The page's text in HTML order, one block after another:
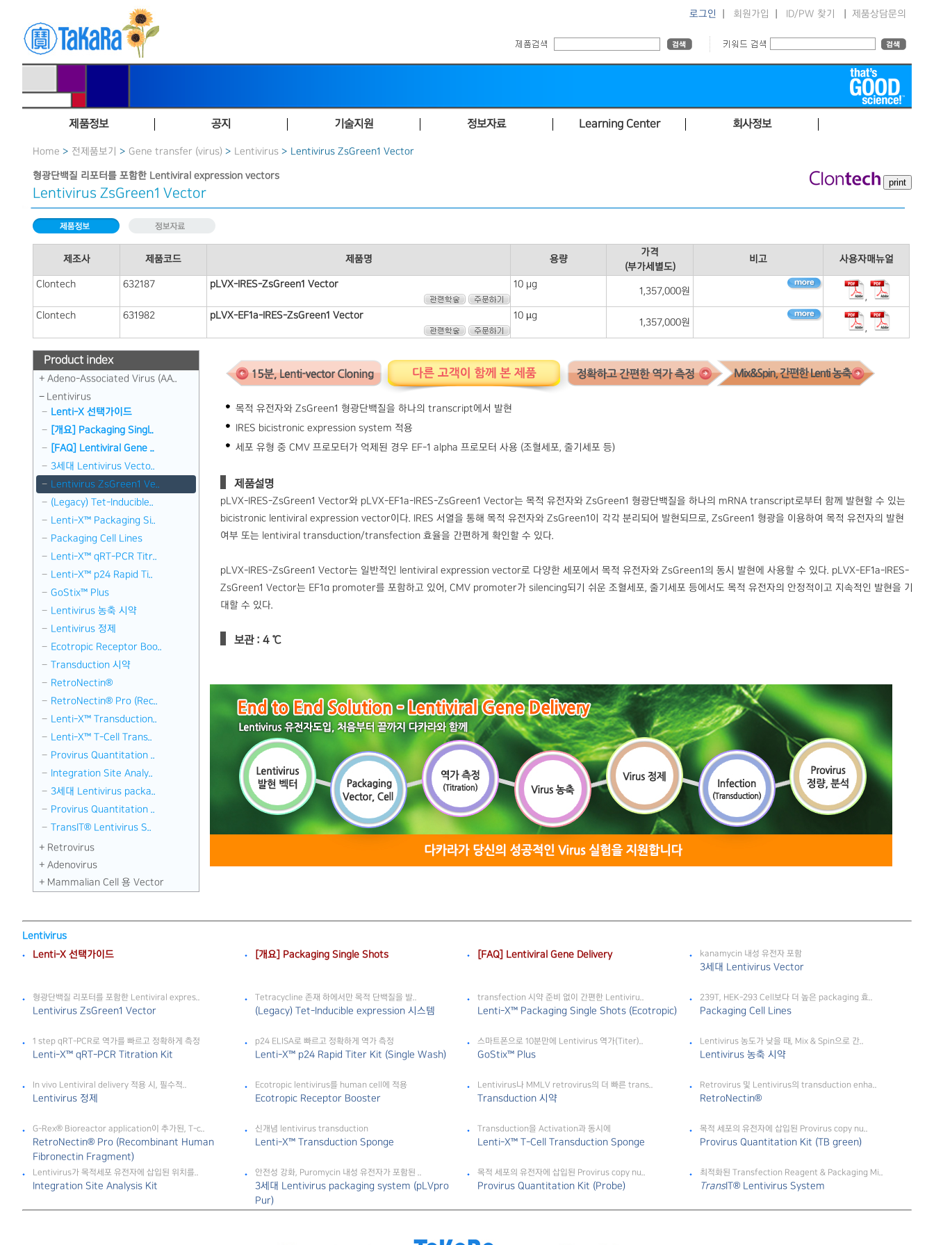
로그인 회원가입 ID/PW 찾기 제품상담문의
제품정보 공지 기술지원 정보자료 Learning Center 회사정보
Home > 전제품보기 > Gene transfer (virus) > Lentivirus > Lentivirus ZsGreen1 Vector
형광단백질 리포터를 포함한 Lentiviral expression vectors
Lentivirus ZsGreen1 Vector
제조사 제품코드 제품명 용량
가격
(부가세별도)
비고 사용자매뉴얼
Clontech 632187 pLVX-IRES-ZsGreen1 Vector 10 μg
1,357,000원
,
Clontech
631982 pLVX-EF1a-IRES-ZsGreen1 Vector 10 µg
1,357,000원 ,
Product index
Adeno-Associated Virus (AA..
Lentivirus
Lenti-X 선택가이드
[개요] Packaging Singl..
[FAQ] Lentiviral Gene ..
3세대 Lentivirus Vecto..
Lentivirus ZsGreen1 Ve..
(Legacy) Tet-Inducible..
Lenti-X™ Packaging Si..
Packaging Cell Lines
Lenti-X™ qRT-PCR Titr..
Lenti-X™ p24 Rapid Ti..
GoStix™ Plus
Lentivirus 농축 시약
Lentivirus 정제
Ecotropic Receptor Boo..
Transduction 시약
RetroNectin®
RetroNectin® Pro (Rec..
Lenti-X™ Transduction..
Lenti-X™ T-Cell Trans..
Provirus Quantitation ..
Integration Site Analy..
3세대 Lentivirus packa..
Provirus Quantitation ..
TransIT® Lentivirus S..
Retrovirus
Adenovirus
Mammalian Cell 용 Vector
목적 유전자와 ZsGreen1 형광단백질을 하나의 transcript에서 발현
IRES bicistronic expression system 적용
세포 유형 중 CMV 프로모터가 억제된 경우 EF-1 alpha 프로모터 사용 (조혈세포, 줄기세포 등)
제품설명
pLVX-IRES-ZsGreen1 Vector와 pLVX-EF1a-IRES-ZsGreen1 Vector는 목적 유전자와 ZsGreen1 형광단백질을 하나의 mRNA transcript로부터 함께 발현할 수 있는
bicistronic lentiviral expression vector이다. IRES 서열을 통해 목적 유전자와 ZsGreen1이 각각 분리되어 발현되므로, ZsGreen1 형광을 이용하여 목적 유전자의 발현
여부 또는 lentiviral transduction/transfection 효율을 간편하게 확인할 수 있다.
pLVX-IRES-ZsGreen1 Vector는 일반적인 lentiviral expression vector로 다양한 세포에서 목적 유전자와 ZsGreen1의 동시 발현에 사용할 수 있다. pLVX-EF1a-IRES-
ZsGreen1 Vector는 EF1α promoter를 포함하고 있어, CMV promoter가 silencing되기 쉬운 조혈세포, 줄기세포 등에서도 목적 유전자의 안정적이고 지속적인 발현을 기
대할 수 있다.
보관 : 4 ℃
Lentivirus
Lenti-X 선택가이드
[개요] Packaging Single Shots [FAQ] Lentiviral Gene Delivery kanamycin 내성 유전자 포함
3세대 Lentivirus Vector
형광단백질 리포터를 포함한 Lentiviral expres..
Lentivirus ZsGreen1 Vector
Tetracycline 존재 하에서만 목적 단백질을 발..
(Legacy) Tet-Inducible expression 시스템
transfection 시약 준비 없이 간편한 Lentiviru..
Lenti-X™ Packaging Single Shots (Ecotropic)
239T, HEK-293 Cell보다 더 높은 packaging 효..
Packaging Cell Lines
1 step qRT-PCR로 역가를 빠르고 정확하게 측정
Lenti-X™ qRT-PCR Titration Kit
p24 ELISA로 빠르고 정확하게 역가 측정
Lenti-X™ p24 Rapid Titer Kit (Single Wash)
스마트폰으로 10분만에 Lentivirus 역가(Titer)..
GoStix™ Plus
Lentivirus 농도가 낮을 때, Mix & Spin으로 간..
Lentivirus 농축 시약
In vivo Lentiviral delivery 적용 시, 필수적..
Lentivirus 정제
Ecotropic lentivirus를 human cell에 적용
Ecotropic Receptor Booster
Lentivirus나 MMLV retrovirus의 더 빠른 trans..
Transduction 시약
Retrovirus 및 Lentivirus의 transduction enha..
RetroNectin®
G-Rex® Bioreactor application이 추가된, T-c..
RetroNectin® Pro (Recombinant Human
Fibronectin Fragment)
신개념 lentivirus transduction
Lenti-X™ Transduction Sponge
Transduction을 Activation과 동시에
Lenti-X™ T-Cell Transduction Sponge
목적 세포의 유전자에 삽입된 Provirus copy nu..
Provirus Quantitation Kit (TB green)
Lentivirus가 목적세포 유전자에 삽입된 위치를..
Integration Site Analysis Kit
안전성 강화, Puromycin 내성 유전자가 포함된 ..
3세대 Lentivirus packaging system (pLVpro
Pur)
목적 세포의 유전자에 삽입된 Provirus copy nu..
Provirus Quantitation Kit (Probe)
최적화된 Transfection Reagent & Packaging Mi..
TransIT® Lentivirus System